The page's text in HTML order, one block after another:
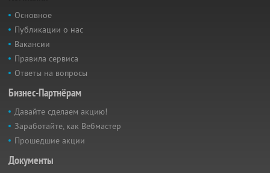
Основное
Публикации о нас
Вакансии
Правила сервиса
Ответы на вопросы
Бизнес-Партнёрам
Давайте сделаем акцию!
Заработайте, как Вебмастер
Прошедшие акции
Документы